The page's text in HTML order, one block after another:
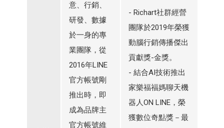
意、行銷、
研發、數據
於一身的專
業團隊，從
2016年LINE
官方帳號剛
推出時，即
成為品牌主
官方帳號維
- Richart社群經營
團隊於2019年榮獲
動腦行銷傳播傑出
貢獻獎-金獎。
- 結合AI技術推出
家樂福福媽聊天機
器人ON LINE，榮
獲數位奇點獎－最